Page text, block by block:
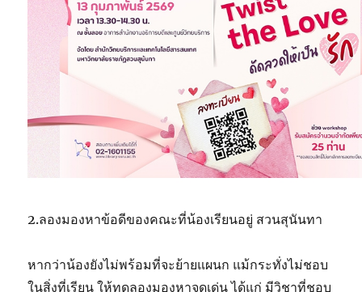
2.ลองมองหาข้อดีของคณะที่น้องเรียนอยู่ สวนสุนันทา
หากว่าน้องยังไม่พร้อมที่จะย้ายแผนก แม้กระทั่งไม่ชอบ
ในสิ่งที่เรียน ให้ทดลองมองหาจุดเด่น ได้แก่ มีวิชาที่ชอบ